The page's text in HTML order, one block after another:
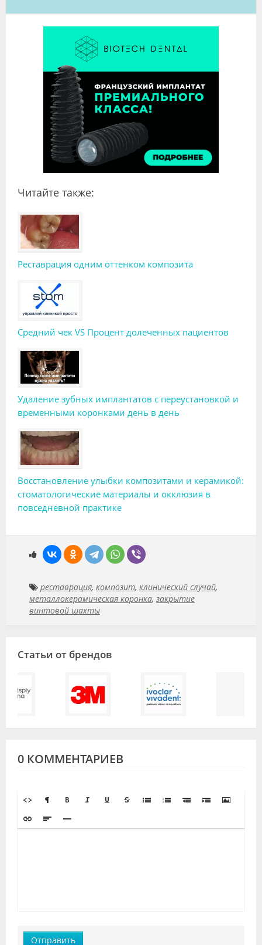
Читайте также:
Реставрация одним оттенком композита
Средний чек VS Процент долеченных пациентов
Удаление зубных имплантатов с переустановкой и
временными коронками день в день
Восстановление улыбки композитами и керамикой:
стоматологические материалы и окклюзия в
повседневной практике
реставрация, композит, клинический случай,
металлокерамическая коронка, закрытие
винтовой шахты
Статьи от брендов
0 КОММЕНТАРИЕВ
Отправить